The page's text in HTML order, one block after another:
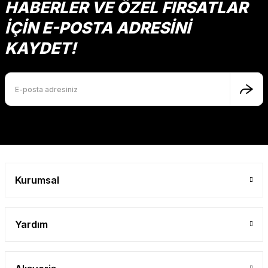
Mutlu Kids
624,00 TL
HABERLER VE ÖZEL FIRSATLAR
İÇİN E-POSTA ADRESİNİ
KAYDET!
Kurumsal
Yardım